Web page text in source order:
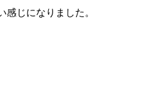
じになりました。